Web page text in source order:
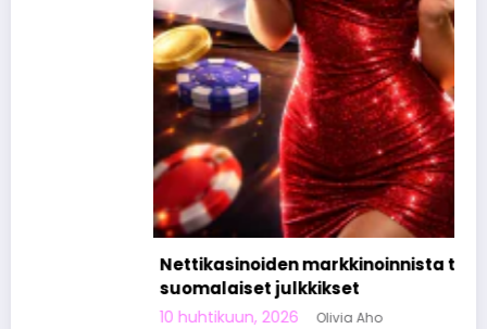
Nettikasinoiden markkinoinnista tunnetut
suomalaiset julkkikset
10 huhtikuun, 2026 Olivia Aho